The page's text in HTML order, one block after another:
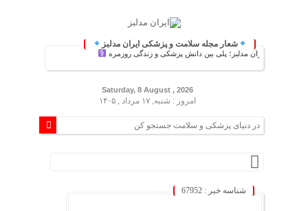
شعار مجله سلامت و پزشکی ایران مدلبز
ایران مدلبز؛ پلی بین دانش پزشکی و زندگی روزمره
Saturday, 8 August , 2026
امروز : شنبه, ۱۷ مرداد , ۱۴۰۵
شناسه خبر : 67952